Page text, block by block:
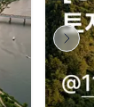
올 수 없습니다.